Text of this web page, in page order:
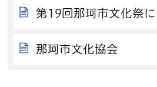
第19回那珂市文化祭に
那珂市文化協会